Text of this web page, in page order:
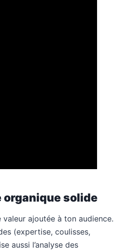
organique solide
ajoutée à ton audience.
(expertise, coulisses,
aussi l’analyse des